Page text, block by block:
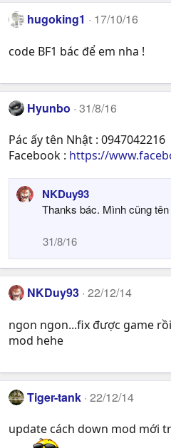
hugoking1 17/10/16
code BF1 bác để em nha !
Hyunbo 31/8/16
Pác ấy tên Nhật : 0947042216
Facebook : https://
NKDuy93
Thanks bác. Mình cũng
31/8/16
NKDuy93 22/12/14
ngon ngon...fix được game
mod hehe
Tiger-tank 22/12/14
update cách down mod mới